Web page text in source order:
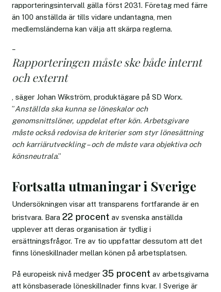
rapporteringsintervall gälla först 2031. Företag med färre
än 100 anställda är tills vidare undantagna, men
medlemsländerna kan välja att skärpa reglerna.
–
Rapporteringen måste ske både internt
och externt
, säger Johan Wikström, produktägare på SD Worx.
”Anställda ska kunna se löneskalor och
genomsnittslöner, uppdelat efter kön. Arbetsgivare
måste också redovisa de kriterier som styr lönesättning
och karriärutveckling – och de måste vara objektiva och
könsneutrala.”
Fortsatta utmaningar i Sverige
Undersökningen visar att transparens fortfarande är en
bristvara. Bara 22 procent av svenska anställda
upplever att deras organisation är tydlig i
ersättningsfrågor. Tre av tio uppfattar dessutom att det
finns löneskillnader mellan könen på arbetsplatsen.
På europeisk nivå medger 35 procent av arbetsgivarna
att könsbaserade löneskillnader finns kvar. I Sverige är